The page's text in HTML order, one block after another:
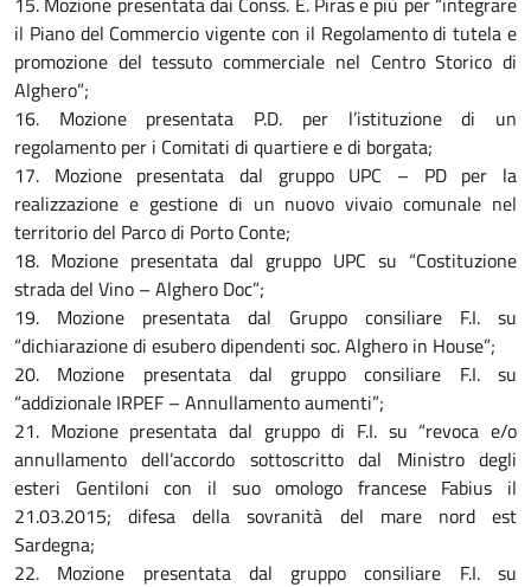
il Piano del Commercio vigente con il Regolamento di tutela e
promozione del tessuto commerciale nel Centro Storico di
Alghero”;
16. Mozione presentata P.D. per l’istituzione di un
regolamento per i Comitati di quartiere e di borgata;
17. Mozione presentata dal gruppo UPC – PD per la
realizzazione e gestione di un nuovo vivaio comunale nel
territorio del Parco di Porto Conte;
18. Mozione presentata dal gruppo UPC su “Costituzione
strada del Vino – Alghero Doc”;
19. Mozione presentata dal Gruppo consiliare F.I. su
“dichiarazione di esubero dipendenti soc. Alghero in House”;
20. Mozione presentata dal gruppo consiliare F.I. su
“addizionale IRPEF – Annullamento aumenti”;
21. Mozione presentata dal gruppo di F.I. su “revoca e/o
annullamento dell’accordo sottoscritto dal Ministro degli
esteri Gentiloni con il suo omologo francese Fabius il
21.03.2015; difesa della sovranità del mare nord est
Sardegna;
22. Mozione presentata dal gruppo consiliare F.I. su